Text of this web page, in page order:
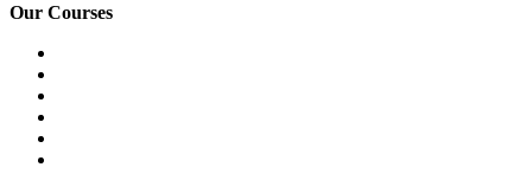
Our Courses